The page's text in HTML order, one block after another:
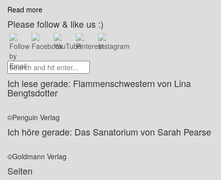
Read more
Please follow & like us :)
Ich lese gerade: Flammenschwestern von Lina
Bengtsdotter
©Penguin Verlag
Ich höre gerade: Das Sanatorium von Sarah Pearse
©Goldmann Verlag
Seiten